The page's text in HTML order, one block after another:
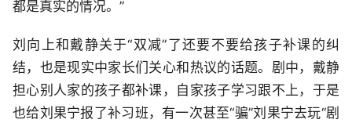
都是真实的情况。”
刘向上和戴静关于“双减”了还要不要给孩子补课的纠
结，也是现实中家长们关心和热议的话题。剧中，戴静
担心别人家的孩子都补课，自家孩子学习跟不上，于是
也给刘果宁报了补习班，有一次甚至“骗”刘果宁去玩“剧